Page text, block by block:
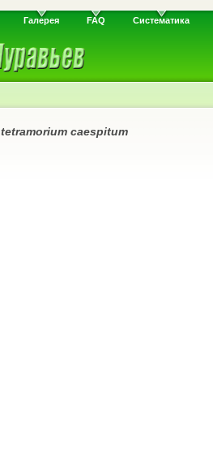
Галерея FAQ Систематика
tetramorium caespitum